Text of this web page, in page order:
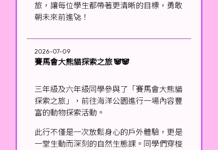
旅，讓每位學生都帶著更清晰的目標，勇敢
朝未來前進🚀！
2026-07-09
賽馬會大熊貓探索之旅 🐼🐼
三年級及六年級同學參與了「賽馬會大熊貓
探索之旅」，前往海洋公園進行一場內容豐
富的動物探索活動。
此行不僅是一次放鬆身心的戶外體驗，更是
一堂生動而深刻的自然生態課。同學們穿梭